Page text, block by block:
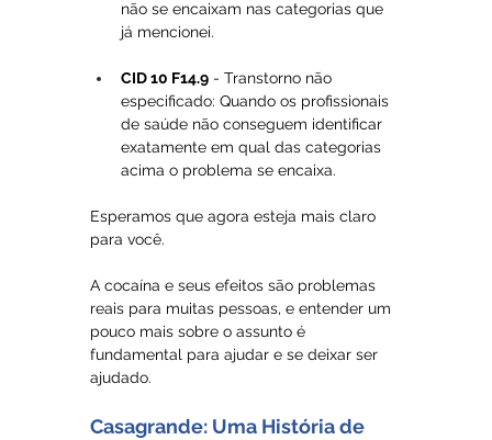
não se encaixam nas categorias que
já mencionei.
CID 10 F14.9 - Transtorno não
especificado: Quando os profissionais
de saúde não conseguem identificar
exatamente em qual das categorias
acima o problema se encaixa.
Esperamos que agora esteja mais claro
para você.
A cocaína e seus efeitos são problemas
reais para muitas pessoas, e entender um
pouco mais sobre o assunto é
fundamental para ajudar e se deixar ser
ajudado.
Casagrande: Uma História de